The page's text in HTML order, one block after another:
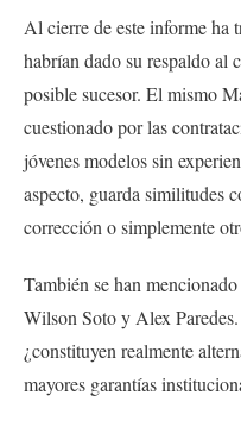
Al cierre de este informe ha
habrían dado su respaldo al
posible sucesor. El mismo
cuestionado por las
jóvenes modelos sin
aspecto, guarda similitudes
corrección o simplemente
También se han
Wilson Soto y Alex
¿constituyen realmente
mayores garantías